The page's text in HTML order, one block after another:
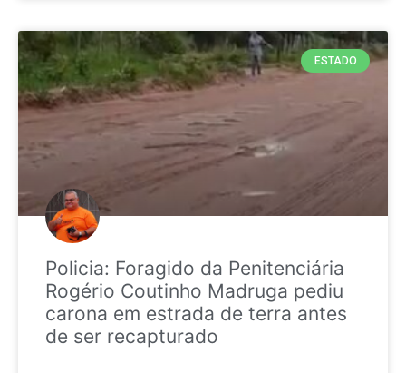
ESTADO
Policia: Foragido da Penitenciária
Rogério Coutinho Madruga pediu
carona em estrada de terra antes
de ser recapturado